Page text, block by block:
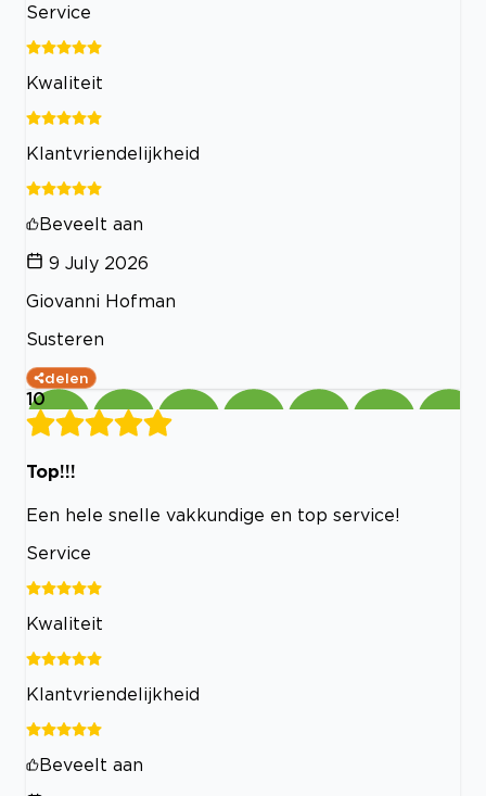
Service
Kwaliteit
Klantvriendelijkheid
Beveelt aan
9 July 2026
Giovanni Hofman
Susteren
delen
10
Top!!!
Een hele snelle vakkundige en top service!
Service
Kwaliteit
Klantvriendelijkheid
Beveelt aan